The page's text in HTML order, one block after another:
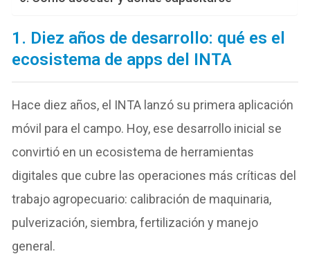
1. Diez años de desarrollo: qué es el
ecosistema de apps del INTA
Hace diez años, el INTA lanzó su primera aplicación
móvil para el campo. Hoy, ese desarrollo inicial se
convirtió en un ecosistema de herramientas
digitales que cubre las operaciones más críticas del
trabajo agropecuario: calibración de maquinaria,
pulverización, siembra, fertilización y manejo
general.